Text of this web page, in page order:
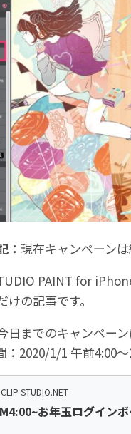
： 現在キャンペーンは
PAINT for
けの記事です。
日までのキャンペー
：2020/1/1 午前4:00
CLIP STUDIO.NET
お年玉ログイン